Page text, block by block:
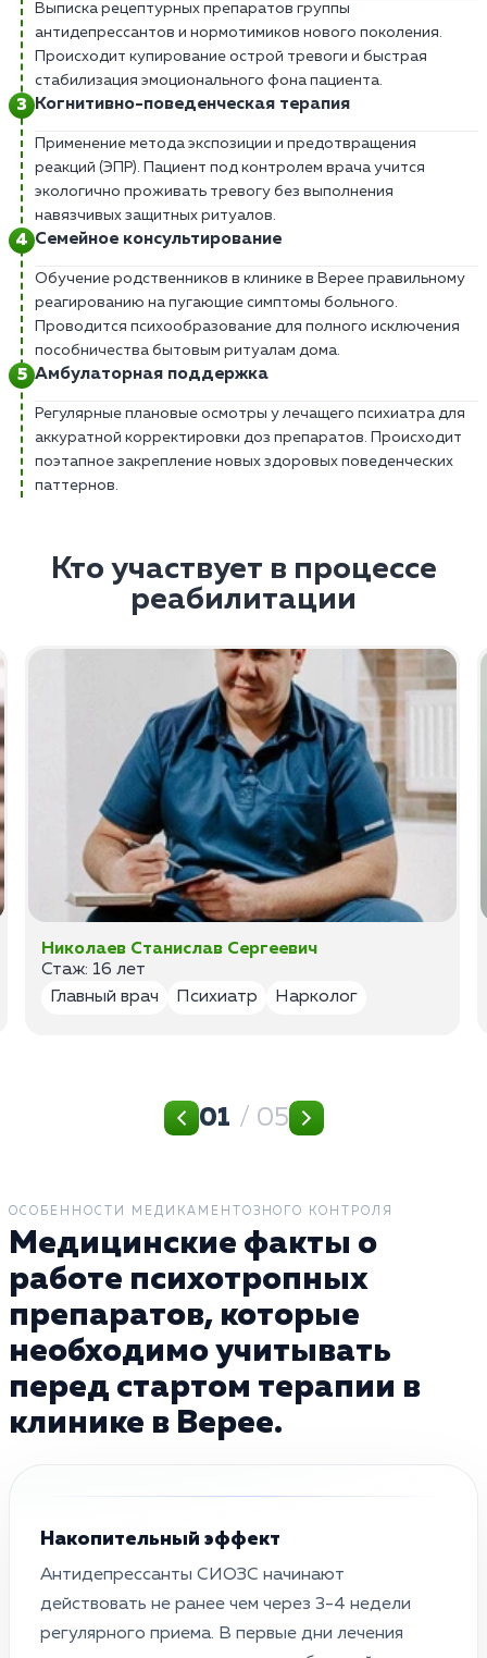
Выписка рецептурных препаратов группы
антидепрессантов и нормотимиков нового поколения.
Происходит купирование острой тревоги и быстрая
стабилизация эмоционального фона пациента.
Когнитивно-поведенческая терапия
Применение метода экспозиции и предотвращения
реакций (ЭПР). Пациент под контролем врача учится
экологично проживать тревогу без выполнения
навязчивых защитных ритуалов.
Семейное консультирование
Обучение родственников в клинике в Верее правильному
реагированию на пугающие симптомы больного.
Проводится психообразование для полного исключения
пособничества бытовым ритуалам дома.
Амбулаторная поддержка
Регулярные плановые осмотры у лечащего психиатра для
аккуратной корректировки доз препаратов. Происходит
поэтапное закрепление новых здоровых поведенческих
паттернов.
Кто участвует в процессе
реабилитации
Николаев Станислав Сергеевич
Стаж: 16 лет
Главный врач
Психиатр Нарколог
01 / 05
ОСОБЕННОСТИ МЕДИКАМЕНТОЗНОГО КОНТРОЛЯ
Медицинские факты о
работе психотропных
препаратов, которые
необходимо учитывать
перед стартом терапии в
клинике в Верее.
Накопительный эффект
Антидепрессанты СИОЗС начинают
действовать не ранее чем через 3-4 недели
регулярного приема. В первые дни лечения